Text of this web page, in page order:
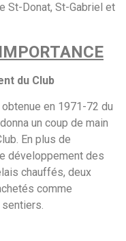
St-Donat, St-Gabriel et
du Club
en 1971-72 du
un coup de main
En plus de
développement des
chauffés, deux
comme